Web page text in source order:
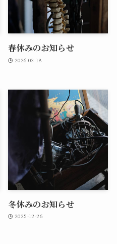
春休みのお知らせ
2026-03-18
冬休みのお知らせ
2025-12-26